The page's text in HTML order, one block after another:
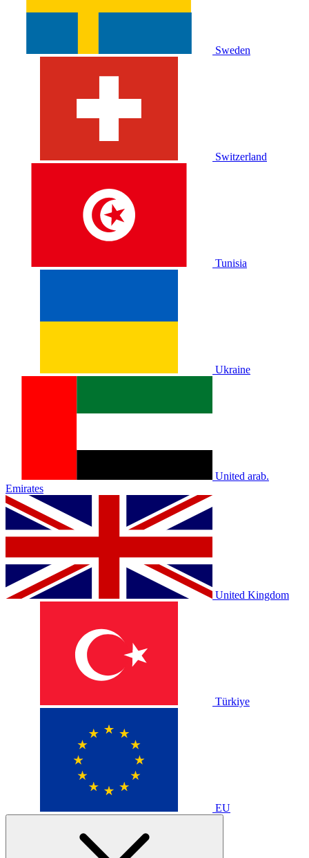
Sweden
Switzerland
Tunisia
Ukraine
United arab.
Emirates
United Kingdom
Türkiye
EU